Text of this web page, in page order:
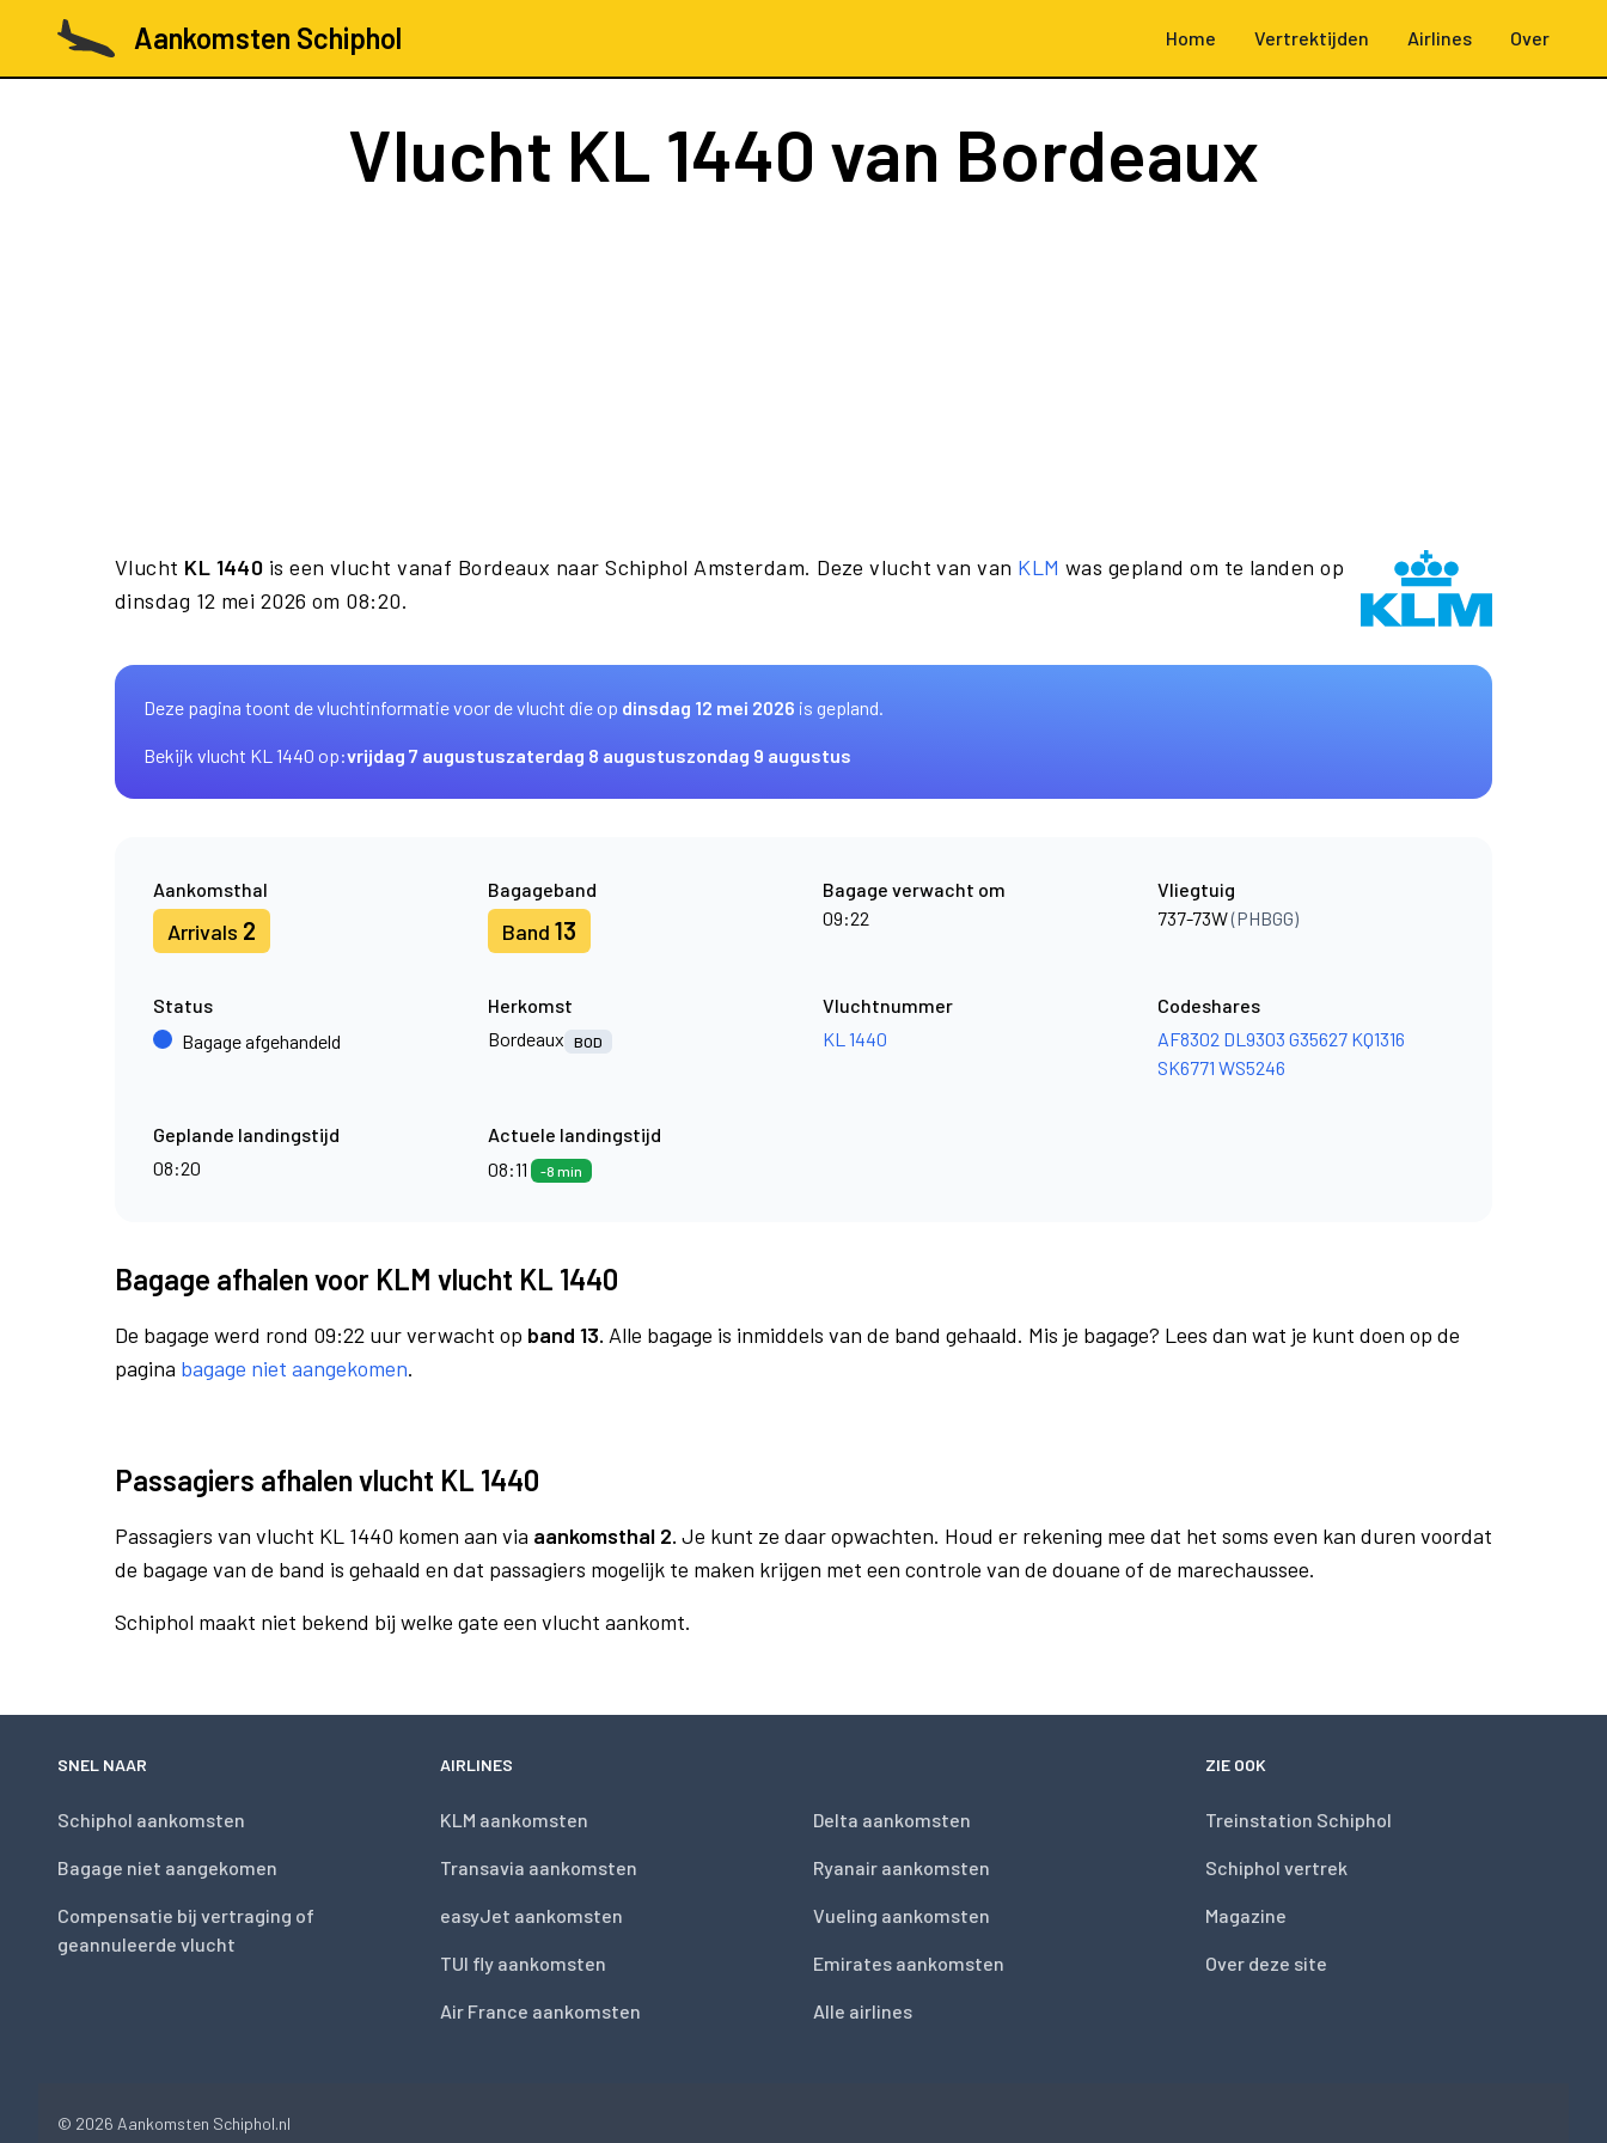
Aankomsten Schiphol Home Vertrektijden Airlines Over
Vlucht KL 1440 van Bordeaux
Vlucht KL 1440 is een vlucht vanaf Bordeaux naar Schiphol Amsterdam. Deze vlucht van van KLM was gepland om te landen op
dinsdag 12 mei 2026 om 08:20.
Deze pagina toont de vluchtinformatie voor de vlucht die op dinsdag 12 mei 2026 is gepland.
Bekijk vlucht KL 1440 op:vrijdag 7 augustuszaterdag 8 augustuszondag 9 augustus
Aankomsthal
Arrivals 2
Bagageband
Band 13
Bagage verwacht om
09:22
Vliegtuig
737-73W(PHBGG)
Status
Bagage afgehandeld
Herkomst
Bordeaux
BOD
Vluchtnummer
KL 1440
Codeshares
AF8302 DL9303 G35627 KQ1316
SK6771 WS5246
Geplande landingstijd
08:20
Actuele landingstijd
08:11
-8 min
Bagage afhalen voor KLM vlucht KL 1440
De bagage werd rond 09:22 uur verwacht op band 13. Alle bagage is inmiddels van de band gehaald. Mis je bagage? Lees dan wat je kunt doen op de
pagina bagage niet aangekomen.
Passagiers afhalen vlucht KL 1440
Passagiers van vlucht KL 1440 komen aan via aankomsthal 2. Je kunt ze daar opwachten. Houd er rekening mee dat het soms even kan duren voordat
de bagage van de band is gehaald en dat passagiers mogelijk te maken krijgen met een controle van de douane of de marechaussee.
Schiphol maakt niet bekend bij welke gate een vlucht aankomt.
SNEL NAAR
Schiphol aankomsten
Bagage niet aangekomen
Compensatie bij vertraging of
geannuleerde vlucht
AIRLINES
KLM aankomsten
Transavia aankomsten
easyJet aankomsten
TUI fly aankomsten
Air France aankomsten
Delta aankomsten
Ryanair aankomsten
Vueling aankomsten
Emirates aankomsten
Alle airlines
ZIE OOK
Treinstation Schiphol
Schiphol vertrek
Magazine
Over deze site
© 2026 Aankomsten Schiphol.nl